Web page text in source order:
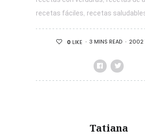
recetas fáciles recetas
0 LIKE 3 MINS READ 2002
Tatiana